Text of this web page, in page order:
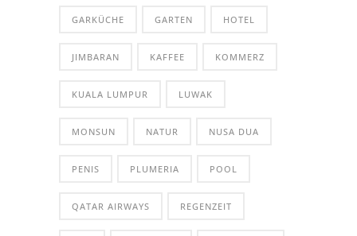
GARKÜCHE GARTEN HOTEL
JIMBARAN KAFFEE KOMMERZ
KUALA LUMPUR LUWAK
MONSUN NATUR NUSA DUA
PENIS PLUMERIA POOL
QATAR AIRWAYS REGENZEIT